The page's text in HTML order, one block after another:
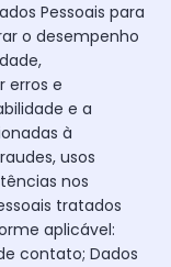
Pessoais para
o desempenho
erros e
e a
à
usos
nos
tratados
aplicável:
contato; Dados